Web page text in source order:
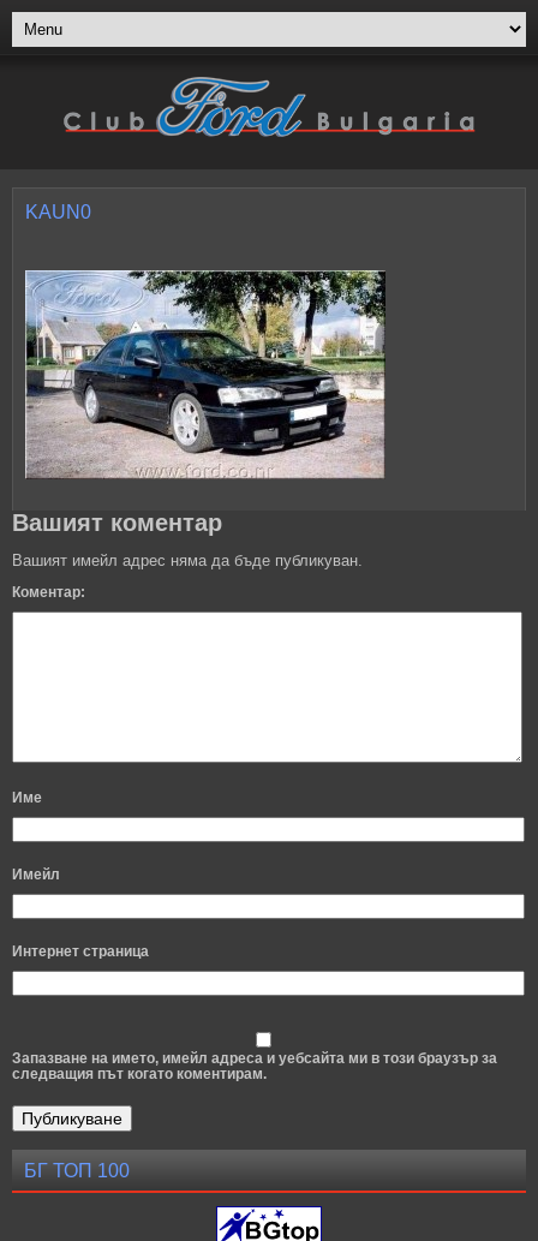
KAUN0
Вашият коментар
Вашият имейл адрес няма да бъде публикуван.
Коментар:
Име
Имейл
Интернет страница
Запазване на името, имейл адреса и уебсайта ми в този браузър за
следващия път когато коментирам.
БГ ТОП 100